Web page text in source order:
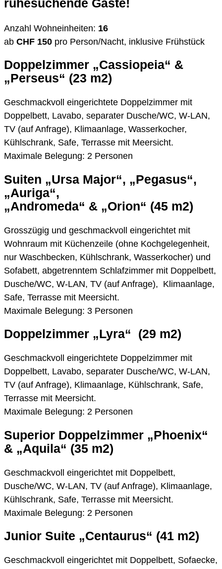
ruhesuchende Gäste!
Anzahl Wohneinheiten: 16
ab CHF 150 pro Person/Nacht, inklusive Frühstück
Doppelzimmer „Cassiopeia“ &
„Perseus“ (23 m2)
Geschmackvoll eingerichtete Doppelzimmer mit
Doppelbett, Lavabo, separater Dusche/WC, W-LAN,
TV (auf Anfrage), Klimaanlage, Wasserkocher,
Kühlschrank, Safe, Terrasse mit Meersicht.
Maximale Belegung: 2 Personen
Suiten „Ursa Major“, „Pegasus“,
„Auriga“,
„Andromeda“ & „Orion“ (45 m2)
Grosszügig und geschmackvoll eingerichtet mit
Wohnraum mit Küchenzeile (ohne Kochgelegenheit,
nur Waschbecken, Kühlschrank, Wasserkocher) und
Sofabett, abgetrenntem Schlafzimmer mit Doppelbett,
Dusche/WC, W-LAN, TV (auf Anfrage), Klimaanlage,
Safe, Terrasse mit Meersicht.
Maximale Belegung: 3 Personen
Doppelzimmer „Lyra“ (29 m2)
Geschmackvoll eingerichtete Doppelzimmer mit
Doppelbett, Lavabo, separater Dusche/WC, W-LAN,
TV (auf Anfrage), Klimaanlage, Kühlschrank, Safe,
Terrasse mit Meersicht.
Maximale Belegung: 2 Personen
Superior Doppelzimmer „Phoenix“
& „Aquila“ (35 m2)
Geschmackvoll eingerichtet mit Doppelbett,
Dusche/WC, W-LAN, TV (auf Anfrage), Klimaanlage,
Kühlschrank, Safe, Terrasse mit Meersicht.
Maximale Belegung: 2 Personen
Junior Suite „Centaurus“ (41 m2)
Geschmackvoll eingerichtet mit Doppelbett, Sofaecke,